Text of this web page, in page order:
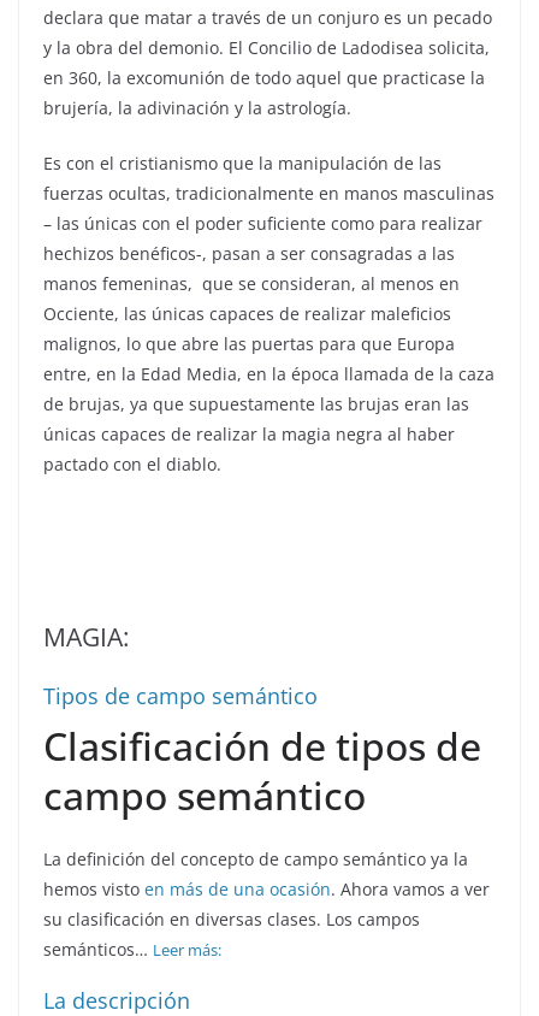
declara que matar a través de un conjuro es un pecado
y la obra del demonio. El Concilio de Ladodisea solicita,
en 360, la excomunión de todo aquel que practicase la
brujería, la adivinación y la astrología.
Es con el cristianismo que la manipulación de las
fuerzas ocultas, tradicionalmente en manos masculinas
– las únicas con el poder suficiente como para realizar
hechizos benéficos-, pasan a ser consagradas a las
manos femeninas, que se consideran, al menos en
Occiente, las únicas capaces de realizar maleficios
malignos, lo que abre las puertas para que Europa
entre, en la Edad Media, en la época llamada de la caza
de brujas, ya que supuestamente las brujas eran las
únicas capaces de realizar la magia negra al haber
pactado con el diablo.
MAGIA:
Tipos de campo semántico
Clasificación de tipos de
campo semántico
La definición del concepto de campo semántico ya la
hemos visto en más de una ocasión. Ahora vamos a ver
su clasificación en diversas clases. Los campos
semánticos… Leer más:
La descripción